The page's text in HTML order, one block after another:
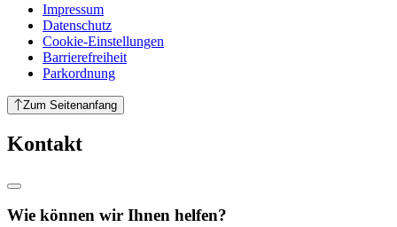
Impressum
Datenschutz
Cookie-Einstellungen
Barrierefreiheit
Parkordnung
Zum Seitenanfang
Kontakt
Wie können wir Ihnen helfen?